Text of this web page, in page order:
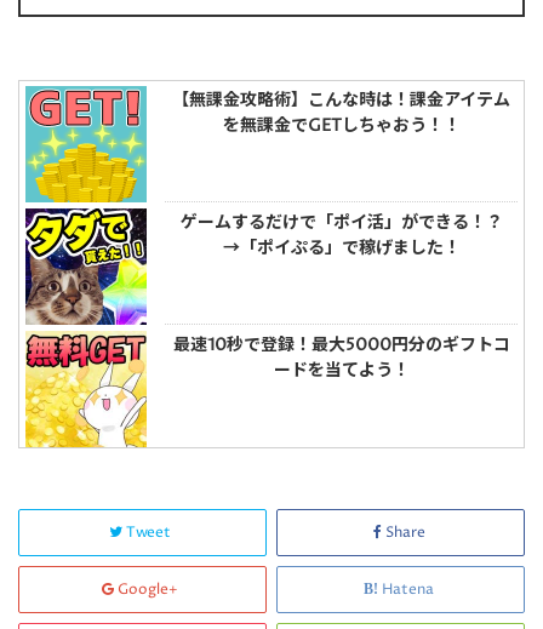
【無課金攻略術】こんな時は！課金アイテム
を無課金でGETしちゃおう！！
ゲームするだけで「ポイ活」ができる！？
→「ポイぷる」で稼げました！
最速10秒で登録！最大5000円分のギフトコ
ードを当てよう！
Tweet Share
Google+ Hatena